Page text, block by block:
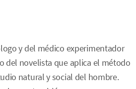
y del médico experimentador
del novelista que aplica el método
natural y social del hombre.